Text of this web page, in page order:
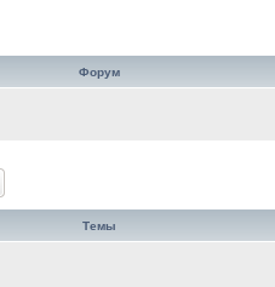
Форум
Темы